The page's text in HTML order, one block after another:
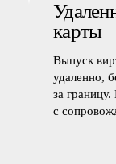
карты
Выпуск
удаленно,
за
с